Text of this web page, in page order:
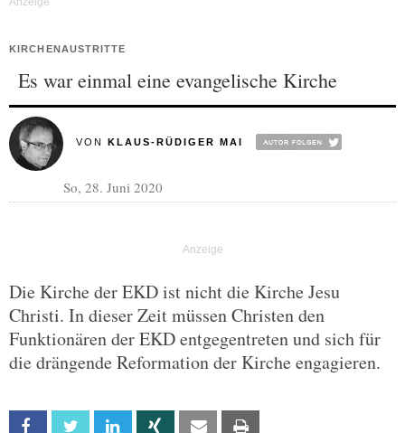
KIRCHENAUSTRITTE
Es war einmal eine evangelische Kirche
VON KLAUS-RÜDIGER MAI
So, 28. Juni 2020
Die Kirche der EKD ist nicht die Kirche Jesu
Christi. In dieser Zeit müssen Christen den
Funktionären der EKD entgegentreten und sich für
die drängende Reformation der Kirche engagieren.
Facebook Twitter Linkedin Xing Email